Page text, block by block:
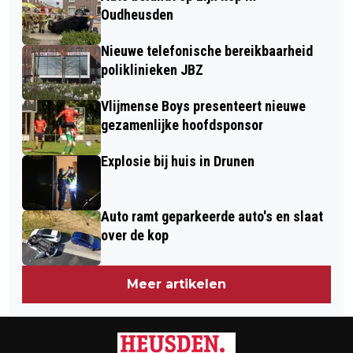
FOTOSPEURTOCHT OP DE BOERDERIJ
TOE
BIJ KASTEEL STEENENBURG
Oudheusden
Nieuwe telefonische bereikbaarheid
poliklinieken JBZ
Vlijmense Boys presenteert nieuwe
gezamenlijke hoofdsponsor
Explosie bij huis in Drunen
Auto ramt geparkeerde auto's en slaat
over de kop
Meer artikelen